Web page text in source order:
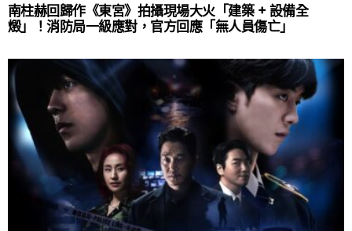
南柱赫回歸作《東宮》拍攝現場大火「建築 + 設備全
燬」！消防局一級應對，官方回應「無人員傷亡」